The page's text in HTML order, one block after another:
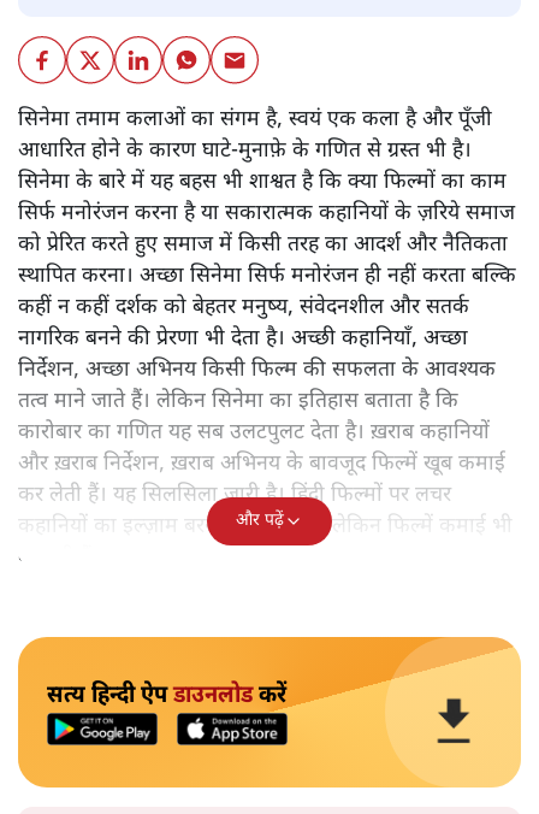
सिनेमा तमाम कलाओं का संगम है, स्वयं एक कला है और पूँजी
आधारित होने के कारण घाटे-मुनाफ़े के गणित से ग्रस्त भी है।
सिनेमा के बारे में यह बहस भी शाश्वत है कि क्या फिल्मों का काम
सिर्फ मनोरंजन करना है या सकारात्मक कहानियों के ज़रिये समाज
को प्रेरित करते हुए समाज में किसी तरह का आदर्श और नैतिकता
स्थापित करना। अच्छा सिनेमा सिर्फ मनोरंजन ही नहीं करता बल्कि
कहीं न कहीं दर्शक को बेहतर मनुष्य, संवेदनशील और सतर्क
नागरिक बनने की प्रेरणा भी देता है। अच्छी कहानियाँ, अच्छा
निर्देशन, अच्छा अभिनय किसी फिल्म की सफलता के आवश्यक
तत्व माने जाते हैं। लेकिन सिनेमा का इतिहास बताता है कि
कारोबार का गणित यह सब उलटपुलट देता है। ख़राब कहानियों
और ख़राब निर्देशन, ख़राब अभिनय के बावजूद फिल्में खूब कमाई
कर लेती हैं। यह सिलसिला जारी है। हिंदी फिल्मों पर लचर
कहानियों का इल्ज़ाम बरसों से लग रहा है लेकिन फिल्में कमाई भी
कर रही हैं।
और पढ़ें
सत्य हिन्दी ऐपडाउनलोडकरें